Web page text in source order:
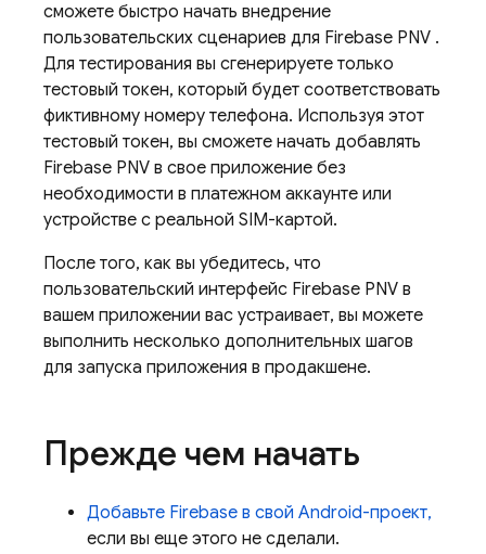
сможете быстро начать внедрение
пользовательских сценариев для Firebase PNV .
Для тестирования вы сгенерируете только
тестовый токен, который будет соответствовать
фиктивному номеру телефона. Используя этот
тестовый токен, вы сможете начать добавлять
Firebase PNV в свое приложение без
необходимости в платежном аккаунте или
устройстве с реальной SIM-картой.
После того, как вы убедитесь, что
пользовательский интерфейс Firebase PNV в
вашем приложении вас устраивает, вы можете
выполнить несколько дополнительных шагов
для запуска приложения в продакшене.
Прежде чем начать
Добавьте Firebase в свой Android-проект,
если вы еще этого не сделали.